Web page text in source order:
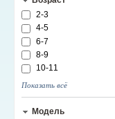
2-3
4-5
6-7
8-9
10-11
Показать всё
Модель